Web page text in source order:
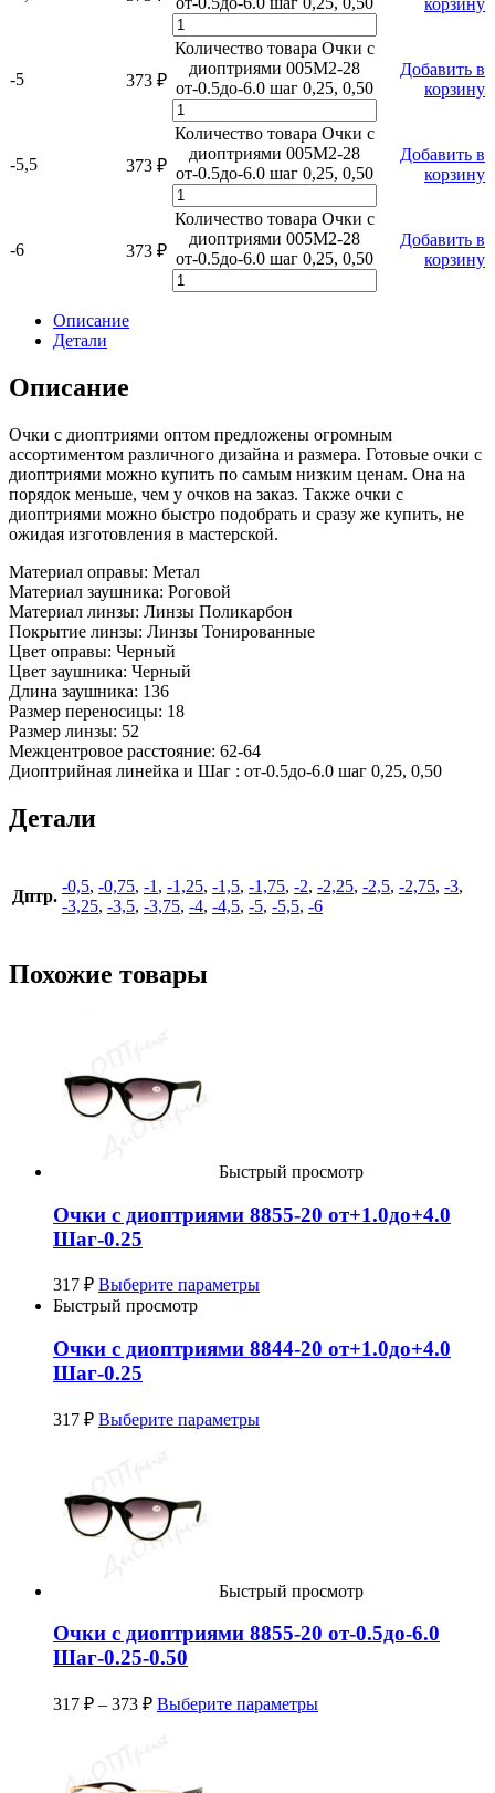
корзину
-5 373 ₽
Количество товара Очки с
диоптриями 005M2-28
от-0.5до-6.0 шаг 0,25, 0,50
Добавить в
корзину
-5,5 373 ₽
Количество товара Очки с
диоптриями 005M2-28
от-0.5до-6.0 шаг 0,25, 0,50
Добавить в
корзину
-6 373 ₽
Количество товара Очки с
диоптриями 005M2-28
от-0.5до-6.0 шаг 0,25, 0,50
Добавить в
корзину
Описание
Детали
Описание
Очки с диоптриями оптом предложены огромным
ассортиментом различного дизайна и размера. Готовые очки с
диоптриями можно купить по самым низким ценам. Она на
порядок меньше, чем у очков на заказ. Также очки с
диоптриями можно быстро подобрать и сразу же купить, не
ожидая изготовления в мастерской.
Материал оправы: Метал
Материал заушника: Роговой
Материал линзы: Линзы Поликарбон
Покрытие линзы: Линзы Тонированные
Цвет оправы: Черный
Цвет заушника: Черный
Длина заушника: 136
Размер переносицы: 18
Размер линзы: 52
Межцентровое расстояние: 62-64
Диоптрийная линейка и Шаг : от-0.5до-6.0 шаг 0,25, 0,50
Детали
Дптр.
-0,5, -0,75, -1 , -1,25, -1,5, -1,75, -2, -2,25, -2,5, -2,75, -3,
-3,25, -3,5, -3,75, -4, -4,5, -5, -5,5, -6
Похожие товары
Быстрый просмотр
Очки с диоптриями 8855-20 от+1.0до+4.0
Шаг-0.25
317 ₽ Выберите параметры
Быстрый просмотр
Очки с диоптриями 8844-20 от+1.0до+4.0
Шаг-0.25
317 ₽ Выберите параметры
Быстрый просмотр
Очки с диоптриями 8855-20 от-0.5до-6.0
Шаг-0.25-0.50
317 ₽ – 373 ₽ Выберите параметры